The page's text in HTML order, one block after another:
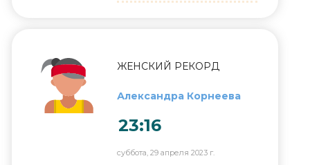
ЖЕНСКИЙ РЕКОРД
Александра Корнеева
23:16
суббота, 29 апреля 2023 г.